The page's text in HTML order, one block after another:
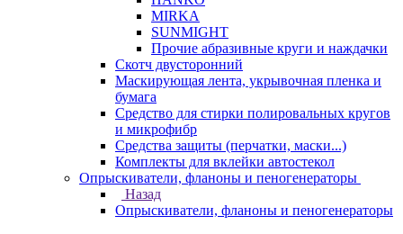
MIRKA
SUNMIGHT
Прочие абразивные круги и наждачки
Скотч двусторонний
Маскирующая лента, укрывочная пленка и
бумага
Средство для стирки полировальных кругов
и микрофибр
Средства защиты (перчатки, маски...)
Комплекты для вклейки автостекол
Опрыскиватели, фланоны и пеногенераторы
Назад
Опрыскиватели, фланоны и пеногенераторы